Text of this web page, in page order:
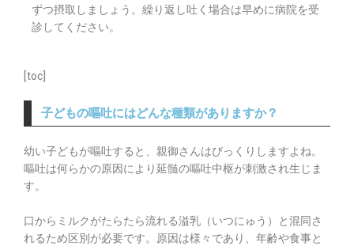
ずつ摂取しましょう。繰り返し吐く場合は早めに病院を受
診してください。
[toc]
子どもの嘔吐にはどんな種類がありますか？
幼い子どもが嘔吐すると、親御さんはびっくりしますよね。
嘔吐は何らかの原因により延髄の嘔吐中枢が刺激され生じま
す。
口からミルクがたらたら流れる溢乳（いつにゅう）と混同さ
れるため区別が必要です。原因は様々であり、年齢や食事と